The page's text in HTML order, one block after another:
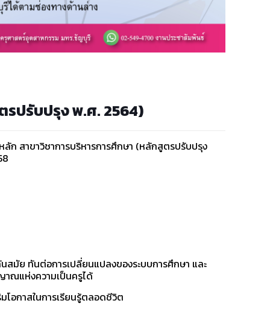
รปรับปรุง พ.ศ. 2564)
ก สาขาวิชาการบริหารการศึกษา (หลักสูตรปรับปรุง
มัย ทันต่อการเปลี่ยนแปลงของระบบการศึกษา และ
าณแห่งความเป็นครูได้
โอกาสในการเรียนรู้ตลอดชีวิต